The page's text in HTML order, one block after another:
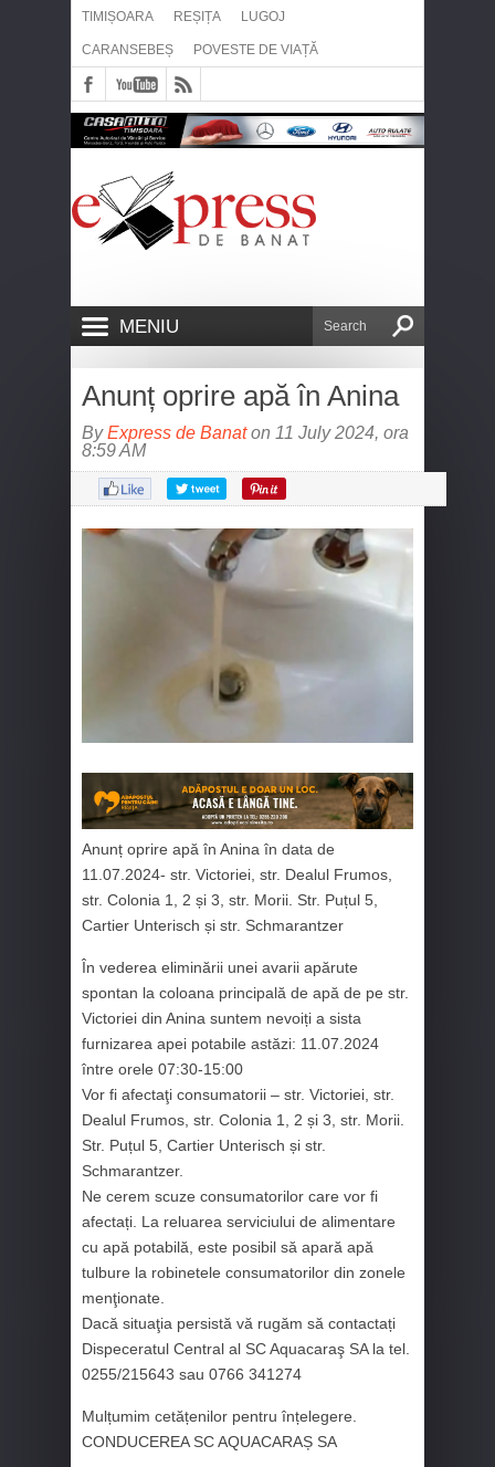
TIMIȘOARA REȘIȚA LUGOJ
CARANSEBEȘ POVESTE DE VIAȚĂ
MENIU
Anunț oprire apă în Anina
ByExpress de Banaton 11 July 2024, ora
8:59 AM
Anunț oprire apă în Anina în data de
11.07.2024- str. Victoriei, str. Dealul Frumos,
str. Colonia 1, 2 și 3, str. Morii. Str. Puțul 5,
Cartier Unterisch și str. Schmarantzer
În vederea eliminării unei avarii apărute
spontan la coloana principală de apă de pe str.
Victoriei din Anina suntem nevoiți a sista
furnizarea apei potabile astăzi: 11.07.2024
între orele 07:30-15:00
Vor fi afectaţi consumatorii – str. Victoriei, str.
Dealul Frumos, str. Colonia 1, 2 și 3, str. Morii.
Str. Puțul 5, Cartier Unterisch și str.
Schmarantzer.
Ne cerem scuze consumatorilor care vor fi
afectați. La reluarea serviciului de alimentare
cu apă potabilă, este posibil să apară apă
tulbure la robinetele consumatorilor din zonele
menţionate.
Dacă situaţia persistă vă rugăm să contactați
Dispeceratul Central al SC Aquacaraş SA la tel.
0255/215643 sau 0766 341274
Mulțumim cetățenilor pentru înțelegere.
CONDUCEREA SC AQUACARAȘ SA